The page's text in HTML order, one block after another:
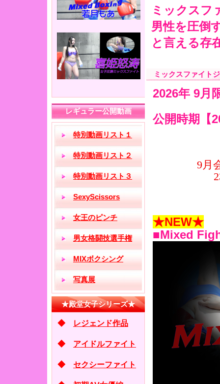
ミックスフ
男性を圧倒
と言える存
ミックスファイト
2026年 9月
公開時期【
★NEW★
■Mixed